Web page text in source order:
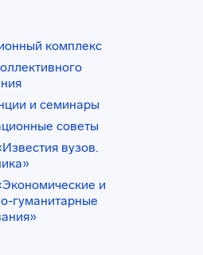
комплекс
и семинары
советы
вузов.
и
гуманитарные